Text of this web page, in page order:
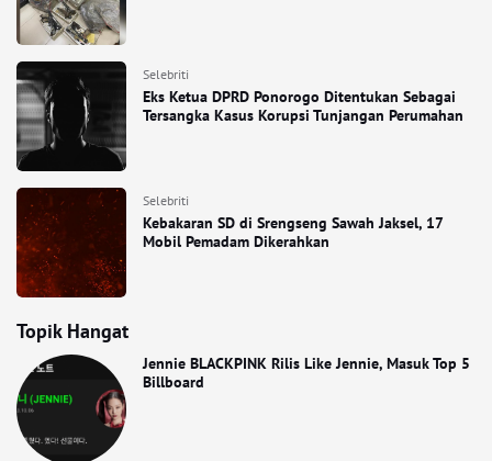
Selebriti
Eks Ketua DPRD Ponorogo Ditentukan Sebagai
Tersangka Kasus Korupsi Tunjangan Perumahan
Selebriti
Kebakaran SD di Srengseng Sawah Jaksel, 17
Mobil Pemadam Dikerahkan
Topik Hangat
Jennie BLACKPINK Rilis Like Jennie, Masuk Top 5
Billboard